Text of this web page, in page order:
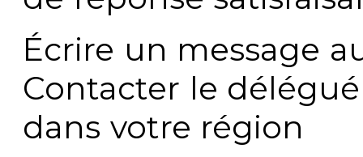
Écrire un message
Contacter le
dans votre région